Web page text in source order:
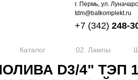
г. Пермь, ул.
tdm@batkomplekt.ru
+7 (342) 248-
Каталог 02. Лампы
D3/4"